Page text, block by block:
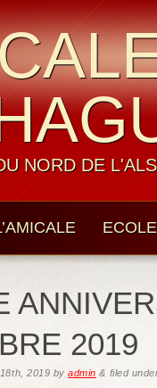
NORD DE
2019
2019 byadmin & filed